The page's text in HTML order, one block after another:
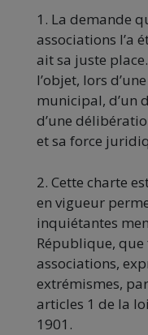
1. La demande
associations l’a
ait sa juste
l’objet, lors
municipal, d’un
d’une
et sa force
2. Cette charte
en vigueur
inquiétantes
République,
associations,
extrémismes,
articles 1 de la
1901.